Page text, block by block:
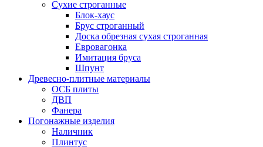
Сухие строганные
Блок-хаус
Брус строганный
Доска обрезная сухая строганная
Евровагонка
Имитация бруса
Шпунт
Древесно-плитные материалы
ОСБ плиты
ДВП
Фанера
Погонажные изделия
Наличник
Плинтус